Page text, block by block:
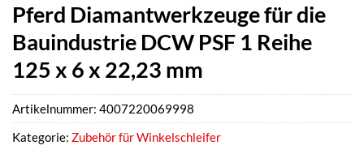
Pferd Diamantwerkzeuge für die
Bauindustrie DCW PSF 1 Reihe
125 x 6 x 22,23 mm
Artikelnummer: 4007220069998
Kategorie: Zubehör für Winkelschleifer